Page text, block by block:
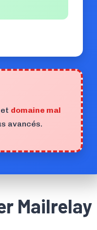
et domaine mal
avancés.
Mailrelay